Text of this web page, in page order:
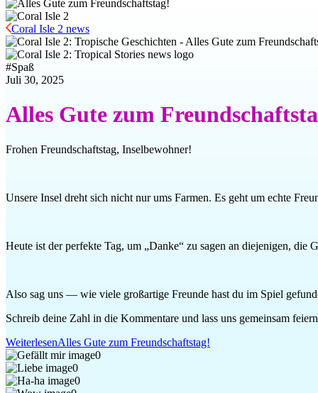
Coral Isle 2 news
#Spaß
Juli 30, 2025
Alles Gute zum
Frohen Freundschaftstag, Inselbewohner!
Unsere Insel dreht sich nicht nur ums Farmen. Es geht um echte
Heute ist der perfekte Tag, um „Danke“ zu sagen an diejenigen, die
Also sag uns — wie viele großartige Freunde hast du im Spiel
Schreib deine Zahl in die Kommentare und lass uns gemeinsam
WeiterlesenAlles Gute zum Freundschaftstag!
0
0
0